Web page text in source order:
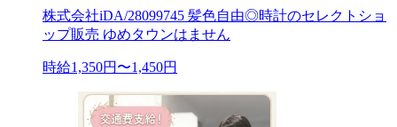
株式会社iDA/28099745 髪色自由◎時計のセレクトショ
ップ販売 ゆめタウンはません
時給1,350円〜1,450円